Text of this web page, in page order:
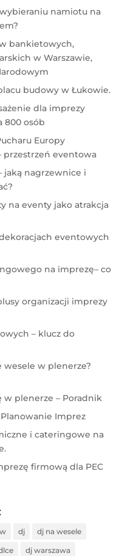
namiotu na
bankietowych,
w Warszawie,
budowy w Łukowie.
dla imprezy
800 osób
Europy
przestrzeń eventowa
jaką nagrzewnice i
na eventy jako atrakcja
eventowych
na imprezę– co
organizacji imprezy
– klucz do
wesele w plenerze?
w plenerze – Poradnik
Imprez
i cateringowe na
firmową dla PEC
dj dj na wesele
dj warszawa